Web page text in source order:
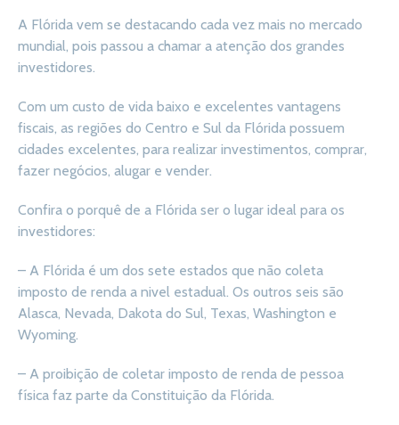
A Flórida vem se destacando cada vez mais no mercado
mundial, pois passou a chamar a atenção dos grandes
investidores.
Com um custo de vida baixo e excelentes vantagens
fiscais, as regiões do Centro e Sul da Flórida possuem
cidades excelentes, para realizar investimentos, comprar,
fazer negócios, alugar e vender.
Confira o porquê de a Flórida ser o lugar ideal para os
investidores:
– A Flórida é um dos sete estados que não coleta
imposto de renda a nivel estadual. Os outros seis são
Alasca, Nevada, Dakota do Sul, Texas, Washington e
Wyoming.
– A proibição de coletar imposto de renda de pessoa
física faz parte da Constituição da Flórida.